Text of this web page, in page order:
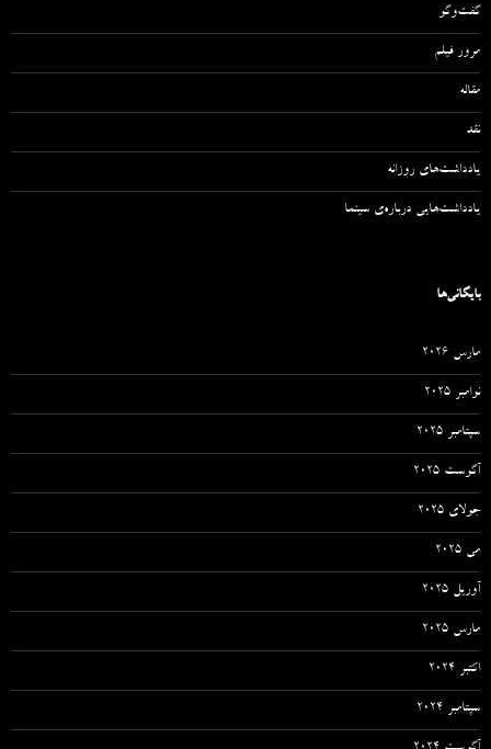
گفت‌وگو
مرور فیلم
مقاله‌
نقد
یادداشت‌های روزانه
یادداشت‌هایی درباره‌ی سینما
بایگانی‌ها
مارس 2026
نوامبر 2025
سپتامبر 2025
آگوست 2025
جولای 2025
می 2025
آوریل 2025
مارس 2025
اکتبر 2024
سپتامبر 2024